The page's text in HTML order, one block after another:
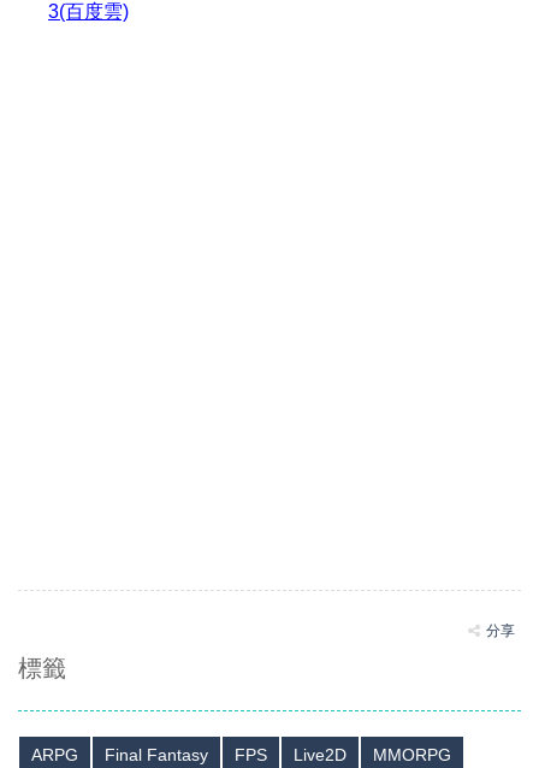
3(百度雲)
分享
標籤
ARPG Final Fantasy FPS Live2D
MMORPG